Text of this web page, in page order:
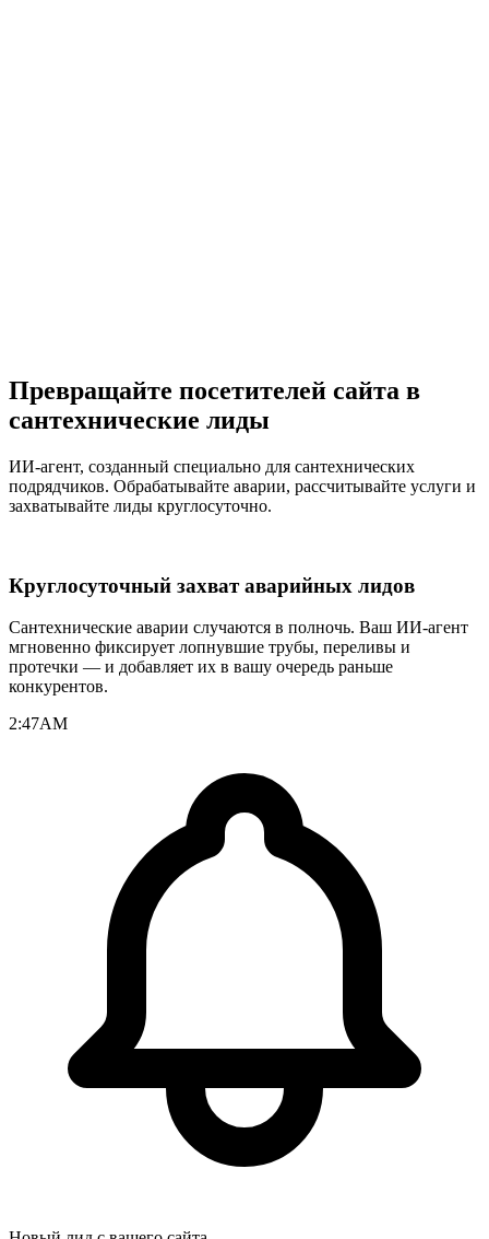
Превращайте посетителей сайта в
сантехнические лиды
ИИ-агент, созданный специально для сантехнических
подрядчиков. Обрабатывайте аварии, рассчитывайте услуги и
захватывайте лиды круглосуточно.
Круглосуточный захват аварийных лидов
Сантехнические аварии случаются в полночь. Ваш ИИ-агент
мгновенно фиксирует лопнувшие трубы, переливы и
протечки — и добавляет их в вашу очередь раньше
конкурентов.
2:47AM